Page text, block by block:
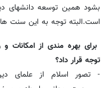
بشود همین توسعه دانشهای
است.البته توجه به این سنت
برای بهره مندی از
توجه قرار داد؟
- تصور اسلام از علمای